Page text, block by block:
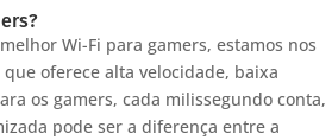
Wi-Fi para gamers, estamos nos
oferece alta velocidade, baixa
os gamers, cada milissegundo conta,
pode ser a diferença entre a